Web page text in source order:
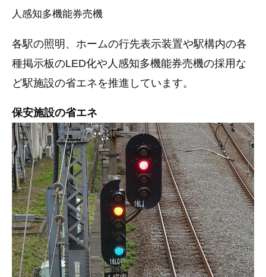
人感知多機能券売機
各駅の照明、ホームの行先表示装置や駅構内の各
種掲示板のLED化や人感知多機能券売機の採用な
ど駅施設の省エネを推進しています。
保安施設の省エネ